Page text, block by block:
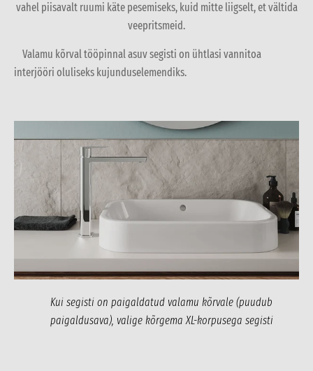
vahel piisavalt ruumi käte pesemiseks, kuid mitte liigselt, et vältida
veepritsmeid.
Valamu kõrval tööpinnal asuv segisti on ühtlasi vannitoa
interjööri oluliseks kujunduselemendiks.
Kui segisti on paigaldatud valamu kõrvale (puudub
paigaldusava), valige kõrgema XL-korpusega segisti